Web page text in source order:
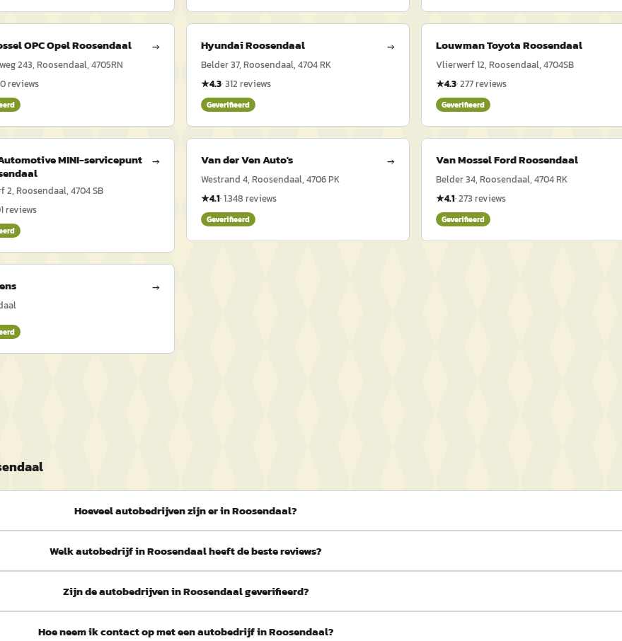
OPC Opel Roosendaal →
243, Roosendaal, 4705RN
reviews
Hyundai Roosendaal →
Belder 37, Roosendaal, 4704 RK
★4.3·312 reviews
Geverifieerd
Louwman Toyota Roosendaal
Vlierwerf 12, Roosendaal, 4704SB
★4.3·277reviews
Geverifieerd
MINI-servicepunt
→
2, Roosendaal, 4704 SB
reviews
Van der Ven Auto's →
Westrand 4, Roosendaal, 4706 PK
★4.1·1.348 reviews
Geverifieerd
Van Mossel Ford Roosendaal
Belder 34, Roosendaal, 4704 RK
★4.1·273 reviews
Geverifieerd
→
Hoeveel autobedrijven zijn er in Roosendaal?
Welk autobedrijf in Roosendaal heeft de beste reviews?
Zijn de autobedrijven in Roosendaal geverifieerd?
Hoe neem ik contact op met een autobedrijf in Roosendaal?